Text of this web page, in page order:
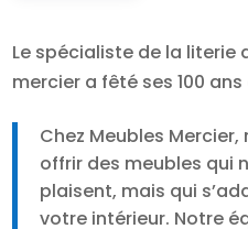
Le spécialiste de la literie
mercier a fêté ses 100 ans
Chez Meubles
offrir des meubles qui
plaisent, mais qui
votre intérieur. Notre